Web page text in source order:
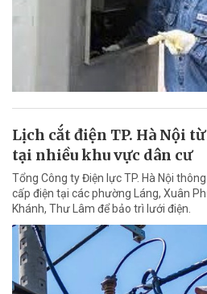
Lịch cắt điện TP. Hà Nội từ
tại nhiều khu vực dân cư
Tổng Công ty Điện lực TP. Hà Nội
cấp điện tại các phường Láng, Xuân
Khánh, Thư Lâm để bảo trì lưới điện.